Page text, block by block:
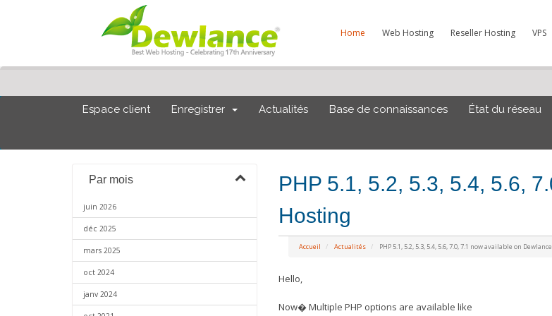
Home Web Hosting Reseller Hosting VPS
Espace client Enregistrer Actualités Base de connaissances État du réseau
PHP 5.1, 5.2, 5.3, 5.4, 5.6,
Hosting
Accueil Actualités PHP 5.1, 5.2, 5.3, 5.4, 5.6, 7.0, 7.1 now available on
Par mois
juin 2026
déc 2025
mars 2025
oct 2024
janv 2024
Hello,
Now� Multiple PHP options are available like